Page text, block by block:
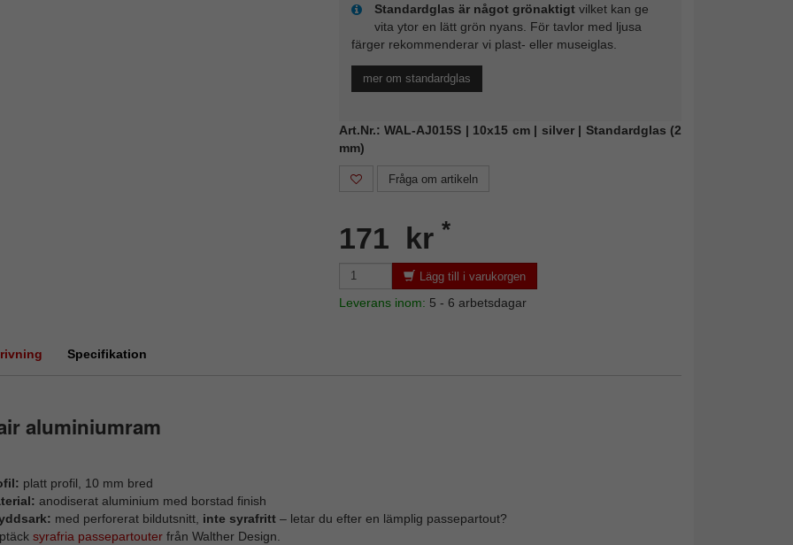
Standardglas är något grönaktigtvilket kan ge
vita ytor en lätt grön nyans. För tavlor med ljusa
färger rekommenderar vi plast- eller museiglas.
mer om standardglas
Art.Nr.: WAL-AJ015S | 10x15 cm | silver | Standardglas (2
mm)
Fråga om artikeln
171 kr *
Lägg till i varukorgen
Leverans inom: 5 - 6 arbetsdagar
Specifikation
aluminiumram
platt profil, 10 mm bred
anodiserat aluminium med borstad finish
med perforerat bildutsnitt, inte syrafritt– letar du efter en lämplig passepartout?
syrafria passepartouterfrån Walther Design.